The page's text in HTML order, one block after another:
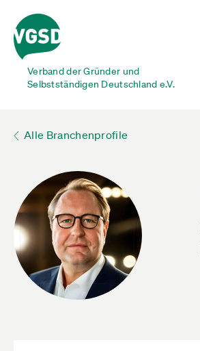
Verband der Gründer und
Selbstständigen Deutschland e.V.
Alle Branchenprofile